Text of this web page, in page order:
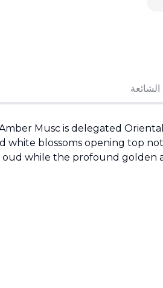
الشائعة
Musc is delegated
white blossoms opening top
while the profound golden